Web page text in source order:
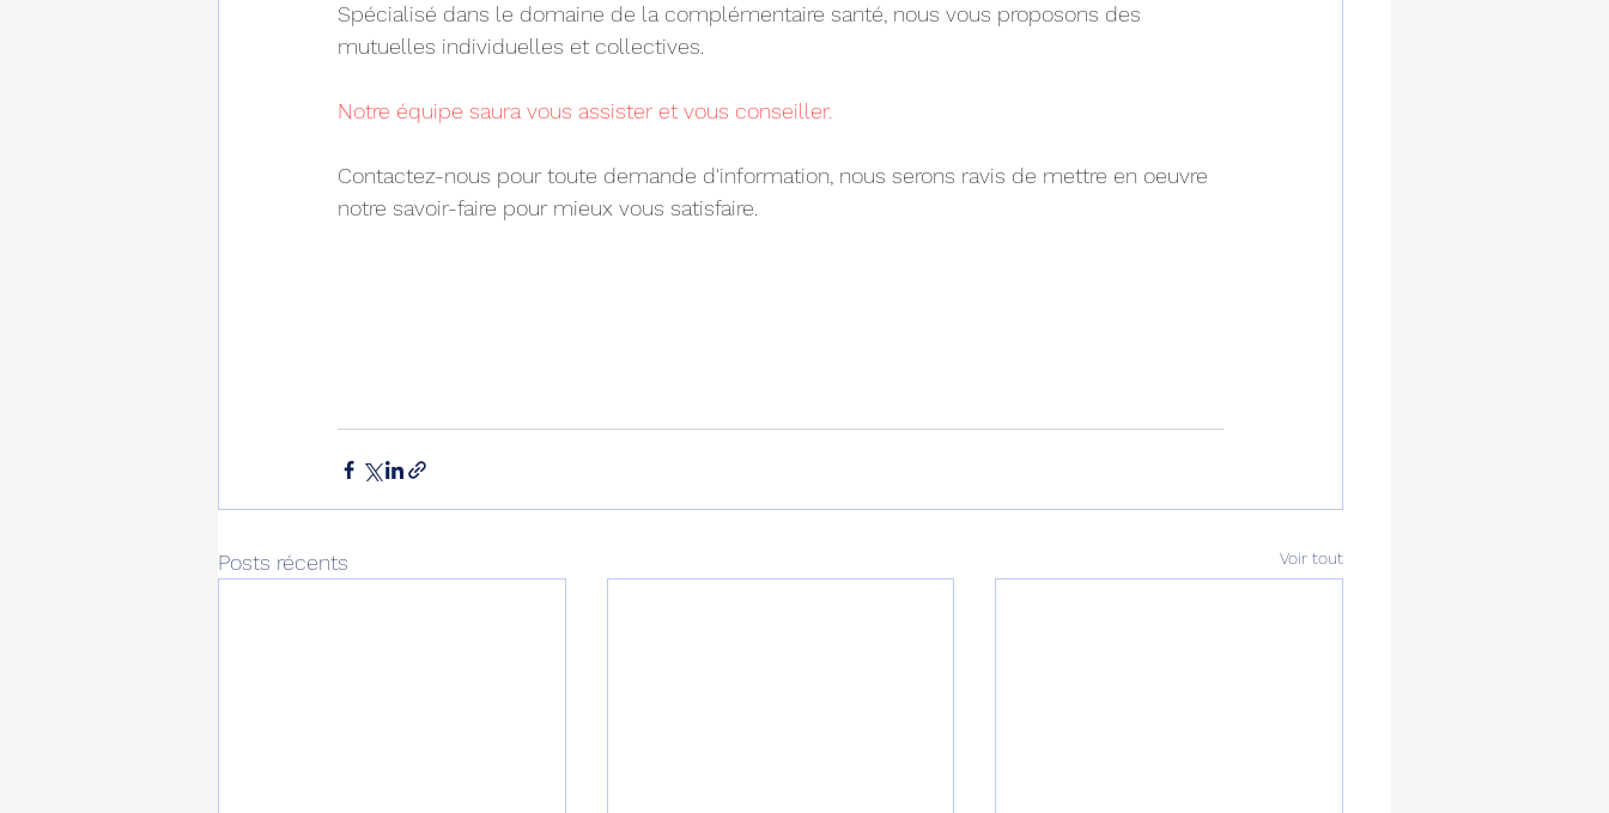
Spécialisé dans le domaine de la complémentaire santé, nous vous proposons des
mutuelles individuelles et collectives.
Notre équipe saura vous assister et vous conseiller.
Contactez-nous pour toute demande d'information, nous serons ravis de mettre en oeuvre
notre savoir-faire pour mieux vous satisfaire.
Posts récents Voir tout